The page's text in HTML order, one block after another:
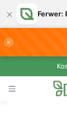
× Ferwer:
×